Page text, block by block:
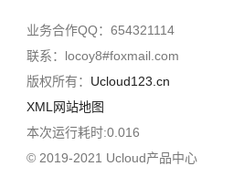
业务合作QQ：654321114
联系：locoy8#foxmail.com
版权所有： Ucloud123.cn
XML网站地图
本次运行耗时:0.016
© 2019-2021 Ucloud产品中心